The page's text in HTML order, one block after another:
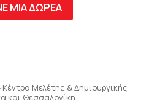
ΜΙΑ ΔΩΡΕΑ
Κέντρα Μελέτης & Δημιουργικής
και Θεσσαλονίκη